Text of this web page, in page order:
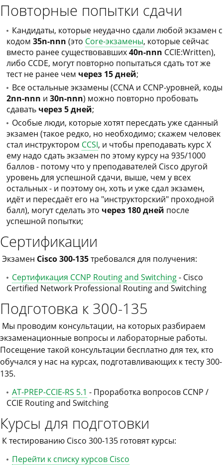
Повторные попытки сдачи
Кандидаты, которые неудачно сдали любой экзамен с
кодом 35n-nnn (это Core-экзамены, которые сейчас
вместо ранее существовавших40n-nnn CCIE:Written),
либо CCDE, могут повторно попытаться сдать тот же
тест не ранее чем через 15 дней;
Все остальные экзамены (CCNA и CCNP-уровней, коды
2nn-nnn и 30n-nnn) можно повторно пробовать
сдавать через 5 дней;
Особые люди, которые хотят пересдать уже сданный
экзамен (такое редко, но необходимо; скажем человек
стал инструктором CCSI, и чтобы преподавать курс X
ему надо сдать экзамен по этому курсу на 935/1000
баллов - потому что у преподавателей Cisco другой
уровень для успешной сдачи, выше, чем у всех
остальных - и поэтому он, хоть и уже сдал экзамен,
идёт и пересдаёт его на "инструкторский" проходной
балл), могут сделать это через 180 дней после
успешной попытки;
Сертификации
Экзамен Cisco 300-135требовался для получения:
Сертификация CCNP Routing and Switching- Cisco
Certified Network Professional Routing and Switching
Подготовка к 300-135
Мы проводим консультации, на которых разбираем
экзаменационные вопросы и лабораторные работы.
Посещение такой консультации бесплатно для тех, кто
обучался у нас на курсах, подготавливающих к тесту 300-
135.
AT-PREP-CCIE-RS 5.1 - Проработка вопросов CCNP /
CCIE Routing and Switching
Курсы для подготовки
К тестированию Cisco 300-135 готовят курсы:
Перейти к списку курсов Cisco